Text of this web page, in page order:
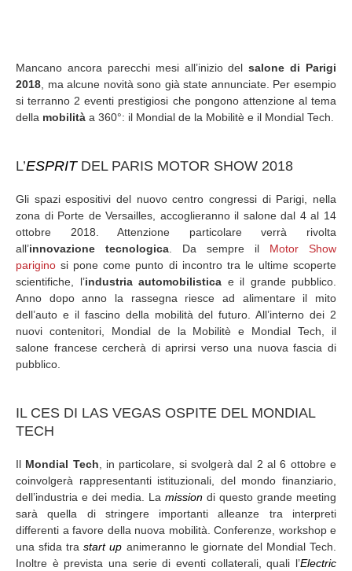
Mancano ancora parecchi mesi all’inizio delsalone di Parigi
2018 , ma alcune novità sono già state annunciate. Per esempio
si terranno 2 eventi prestigiosi che pongono attenzione al tema
della mobilità a 360°: il Mondial de la Mobilitè e il Mondial Tech.
L’ESPRITDEL PARIS MOTOR SHOW 2018
Gli spazi espositivi del nuovo centro congressi di Parigi, nella
zona di Porte de Versailles, accoglieranno il salone dal 4 al 14
ottobre 2018. Attenzione particolare verrà rivolta
all’innovazione tecnologica . Da sempre il Motor Show
parigino si pone come punto di incontro tra le ultime scoperte
scientifiche, l’industria automobilistica e il grande pubblico.
Anno dopo anno la rassegna riesce ad alimentare il mito
dell’auto e il fascino della mobilità del futuro. All’interno dei 2
nuovi contenitori, Mondial de la Mobilitè e Mondial Tech, il
salone francese cercherà di aprirsi verso una nuova fascia di
pubblico.
IL CES DI LAS VEGAS OSPITE DEL MONDIAL
TECH
Il Mondial Tech , in particolare, si svolgerà dal 2 al 6 ottobre e
coinvolgerà rappresentanti istituzionali, del mondo finanziario,
dell’industria e dei media. La mission di questo grande meeting
sarà quella di stringere importanti alleanze tra interpreti
differenti a favore della nuova mobilità. Conferenze, workshop e
una sfida trastart up animeranno le giornate del Mondial Tech.
Inoltre è prevista una serie di eventi collaterali, quali l’Electric